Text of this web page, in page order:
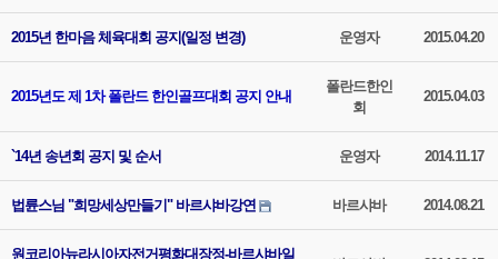
2015년 한마음 체육대회 공지(일정 변경) 운영자 2015.04.20
2015년도 제 1차 폴란드 한인골프대회 공지 안내
폴란드한인
회
2015.04.03
`14년 송년회 공지 및 순서 운영자 2014.11.17
법륜스님 "희망세상만들기" 바르샤바강연 바르샤바 2014.08.21
원코리아뉴라시아자전거평화대장정-바르샤바일